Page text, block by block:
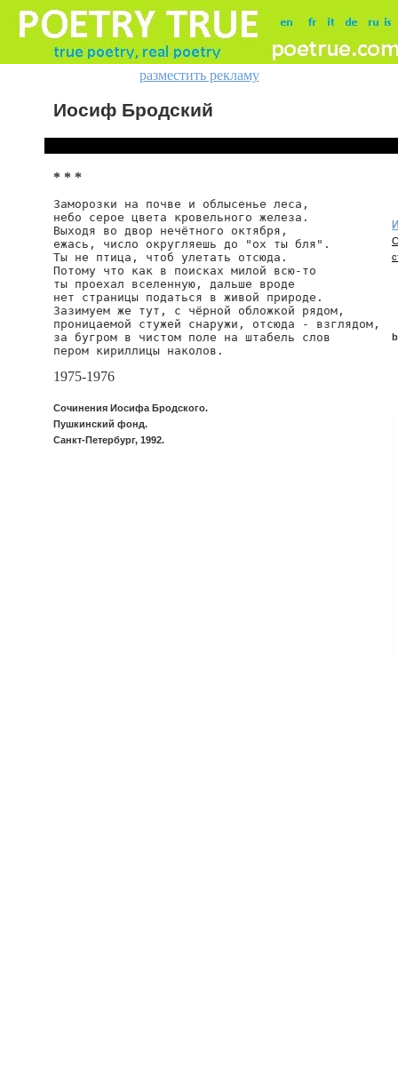
разместить рекламу
Иосиф Бродский
* * *
Заморозки на почве и облысенье леса,
небо серое цвета кровельного железа.
Выходя во двор нечётного октября,
ежась, число округляешь до "ох ты бля".
Ты не птица, чтоб улетать отсюда.
Потому что как в поисках милой всю-то
ты проехал вселенную, дальше вроде
нет страницы податься в живой природе.
Зазимуем же тут, с чёрной обложкой рядом,
проницаемой стужей снаружи, отсюда - взглядом,
за бугром в чистом поле на штабель слов
пером кириллицы наколов.
1975-1976
Сочинения Иосифа Бродского.
Пушкинский фонд.
Санкт-Петербург, 1992.